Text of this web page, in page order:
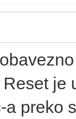
je
preko